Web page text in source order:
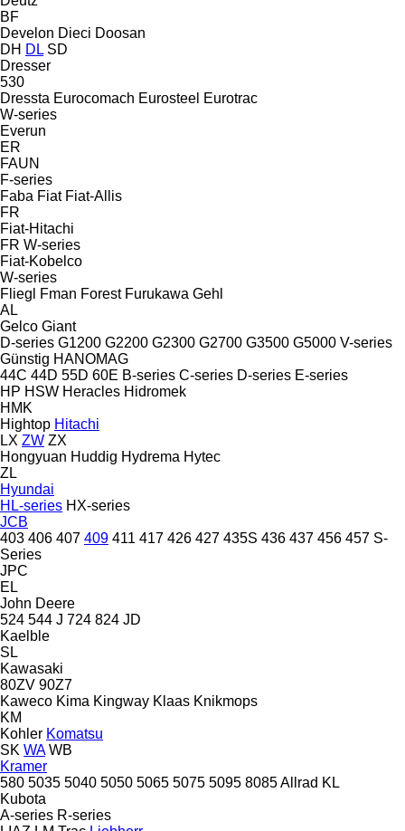
BF
Develon Dieci Doosan
DH DL SD
Dresser
530
Dressta Eurocomach Eurosteel Eurotrac
W-series
Everun
ER
FAUN
F-series
Faba Fiat Fiat-Allis
FR
Fiat-Hitachi
FR W-series
Fiat-Kobelco
W-series
Fliegl
Fman Forest Furukawa Gehl
AL
Gelco Giant
D-series G1200 G2200 G2300 G2700 G3500 G5000 V-series
Günstig HANOMAG
44C 44D 55D 60E B-series C-series D-series E-series
HP HSW Heracles Hidromek
HMK
Hightop Hitachi
LX ZW ZX
Hongyuan Huddig Hydrema Hytec
ZL
Hyundai
HL-series HX-series
JCB
403 406 407 409 411 417 426 427 435S 436 437 456 457 S-
Series
JPC
EL
John Deere
524 544 J 724 824 JD
Kaelble
SL
Kawasaki
80ZV 90Z7
Kaweco Kima Kingway Klaas Knikmops
KM
Kohler Komatsu
SK WA WB
Kramer
580 5035 5040 5050 5065 5075 5095 8085Allrad KL
Kubota
A-series R-series